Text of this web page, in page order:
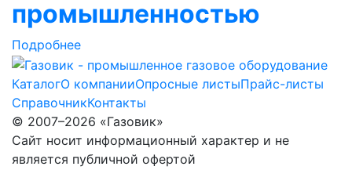
промышленностью
Подробнее
КаталогО компанииОпросные листыПрайс-листы
СправочникКонтакты
© 2007–2026 «Газовик»
Сайт носит информационный характер и не
является публичной офертой